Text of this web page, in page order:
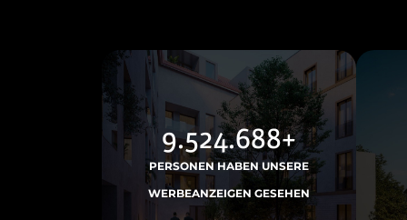
PERSONEN HABEN UNSERE
WERBEANZEIGEN GESEHEN
24.485.246+